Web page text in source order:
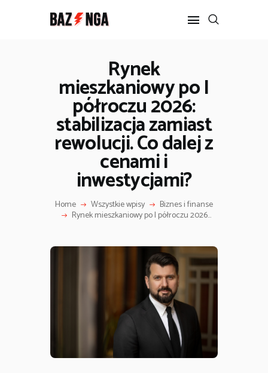
Rynek
mieszkaniowy po I
półroczu 2026:
stabilizacja zamiast
rewolucji. Co dalej z
cenami i
inwestycjami?
Home Wszystkie wpisy Biznes i finanse
Rynek mieszkaniowy po I półroczu 2026...
POPULARNE
BIZNES I FINANSE
IT I TECHNOLOGIE
LIFESTYLE
MOTORYZACJA